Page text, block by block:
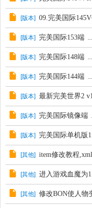
[版本] 09.完美国际
[版本] 完美国际153端 ...
[版本] 完美国际148端 ...
[版本] 完美国际144端 ...
[版本] 最新完美世界2
[版本] 完美国际镜像端
[版本] 完美国际单机版
[其他] item修改教程
[其他] 进入游戏血魔为
[其他] 修改BON使人物